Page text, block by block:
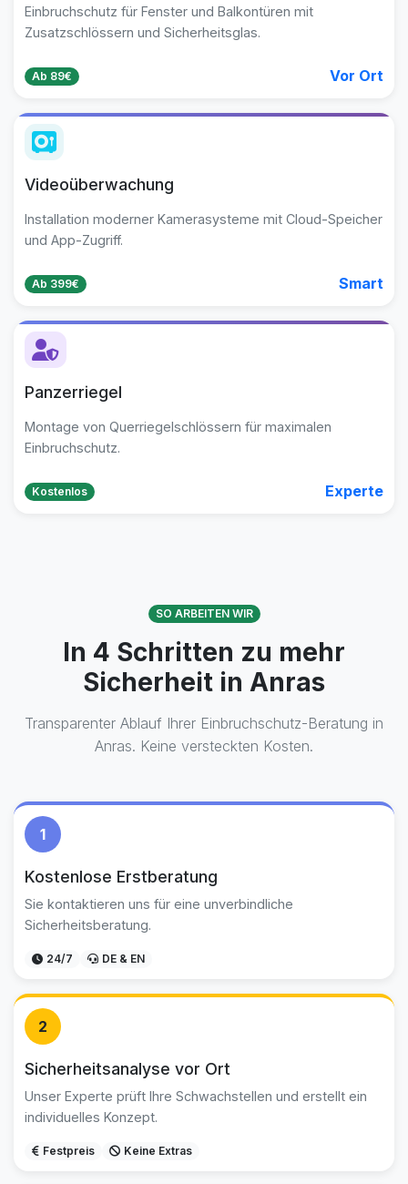
Einbruchschutz für Fenster und Balkontüren mit
Zusatzschlössern und Sicherheitsglas.
Ab 89€ Vor Ort
Videoüberwachung
Installation moderner Kamerasysteme mit Cloud-Speicher
und App-Zugriff.
Ab 399€ Smart
Panzerriegel
Montage von Querriegelschlössern für maximalen
Einbruchschutz.
Kostenlos Experte
SO ARBEITEN WIR
In 4 Schritten zu mehr
Sicherheit in Anras
Transparenter Ablauf Ihrer Einbruchschutz-Beratung in
Anras. Keine versteckten Kosten.
1
Kostenlose Erstberatung
Sie kontaktieren uns für eine unverbindliche
Sicherheitsberatung.
24/7 DE & EN
2
Sicherheitsanalyse vor Ort
Unser Experte prüft Ihre Schwachstellen und erstellt ein
individuelles Konzept.
Festpreis Keine Extras